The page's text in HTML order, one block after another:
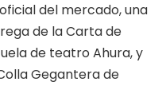
del mercado, una
de la Carta de
de teatro Ahura, y
Gegantera de